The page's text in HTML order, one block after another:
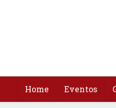
Home Eventos